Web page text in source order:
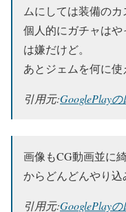
ムにしては装備のカ
個人的にガチャは
は嫌だけど。
あとジェムを何に
引用元:GooglePlayの
画像もCG動画並に
からどんどんやり込
引用元:GooglePlayの